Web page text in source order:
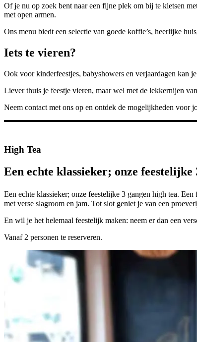
Of je nu op zoek bent naar een fijne plek om bij te kletsen
met open armen.
Ons menu biedt een selectie van goede koffie’s, heerlijke
Iets te vieren?
Ook voor kinderfeestjes, babyshowers en verjaardagen kan
Liever thuis je feestje vieren, maar wel met de lekkernijen
Neem contact met ons op en ontdek de mogelijkheden voor
High Tea
Een echte klassieker; onze feestelijke
Een echte klassieker; onze feestelijke 3 gangen high tea.
met verse slagroom en jam. Tot slot geniet je van een
En wil je het helemaal feestelijk maken: neem er dan een
Vanaf 2 personen te reserveren.